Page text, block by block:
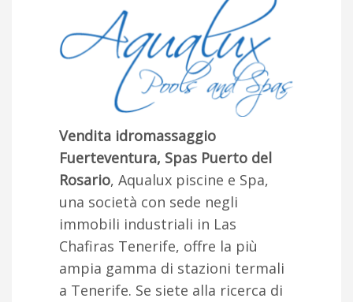
Vendita idromassaggio
Fuerteventura, Spas Puerto del
Rosario, Aqualux piscine e Spa,
una società con sede negli
immobili industriali in Las
Chafiras Tenerife, offre la più
ampia gamma di stazioni termali
a Tenerife. Se siete alla ricerca di